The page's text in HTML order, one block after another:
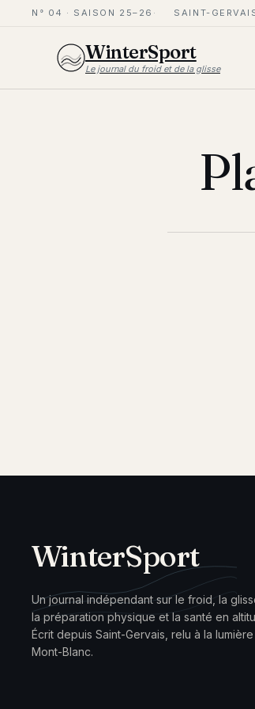
N° 04 · SAISON 25–26 SAINT-
WinterSport
Le journal du froid et de la glisse
WinterSport
Un journal indépendant sur le froid, la
la préparation physique et la santé en
Écrit depuis Saint-Gervais, relu à la
Mont-Blanc.